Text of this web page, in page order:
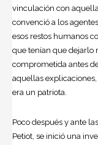
vinculación con
convenció a los
esos restos humanos
que tenían que dejarlo
comprometida antes
aquellas
era un patriota.
Poco después y ante
Petiot, se inició una